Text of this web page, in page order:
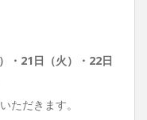
・21日（火）・22日
ただきます。